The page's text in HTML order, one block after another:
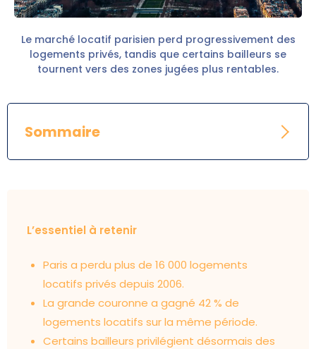
Le marché locatif parisien perd progressivement des
logements privés, tandis que certains bailleurs se
tournent vers des zones jugées plus rentables.
Sommaire
L’essentiel à retenir
Paris a perdu plus de 16 000 logements
locatifs privés depuis 2006.
La grande couronne a gagné 42 % de
logements locatifs sur la même période.
Certains bailleurs privilégient désormais des